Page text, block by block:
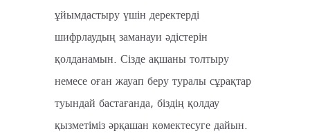
ұйымдастыру үшін деректерді
шифрлаудың заманауи әдістерін
қолданамын. Сізде ақшаны толтыру
немесе оған жауап беру туралы сұрақтар
туындай бастағанда, біздің қолдау
қызметіміз әрқашан көмектесуге дайын.